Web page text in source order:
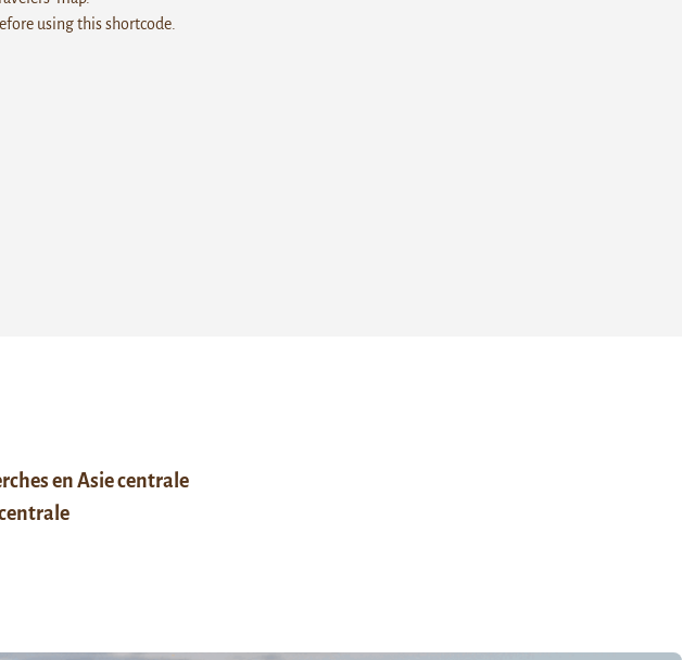
using this shortcode.
en Asie centrale